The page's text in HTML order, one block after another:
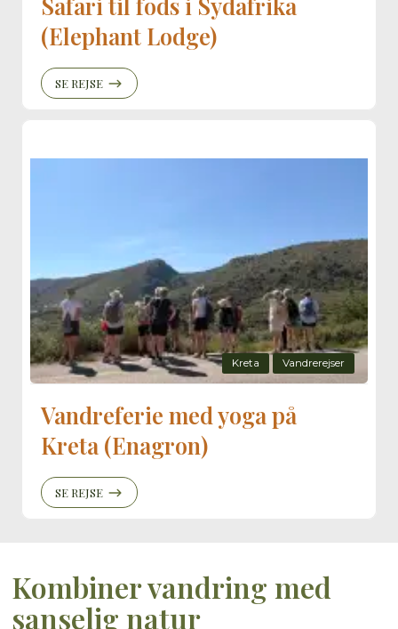
(Elephant Lodge)
SE REJSE
Kreta Vandrerejser
Vandreferie med yoga på
Kreta (Enagron)
SE REJSE
Kombiner vandring med
sanselig natur